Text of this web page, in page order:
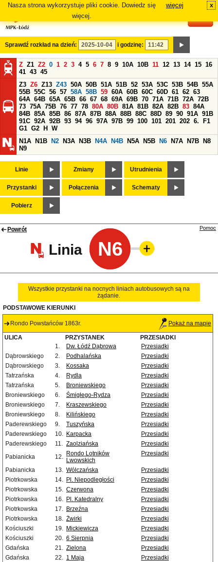
Nasza strona wykorzystuje pliki cookie. Dowiedz się
więcej.
więcej x
Sprawdź rozkład na dzień: i godzinę:
Z Z1 Z2 0 1 2 3 4 5 6 7 8 9 10A 10B 11 12 13 14 15 16
41 43 45
Z3 Z6 Z13 Z43 50A 50B 51A 51B 52 53A 53C 53B 54B 55A
55B 55C 56 57 58A 58B 59 60A 60B 60C 60D 61 62 63
64A 64B 65A 65B 66 67 68 69A 69B 70 71A 71B 72A 72B
73 75A 75B 76 77 78 80A 80B 81A 81B 82A 82B 83 84A
84B 85A 85B 86 87A 87B 88A 88B 88C 88D 89 90 91A 91B
91C 92A 92B 93 94 96 97A 97B 99 100 101 201 202 6.
F1
G1 G2 H
W
N1A
N1B N2 N3A N3B N4A N4B N5A N5B N6 N7A N7B
N8
N9
Linie Zmiany Utrudnienia
Przystanki Połączenia Schematy
Pobierz
Powrót
Linia N6
Pomoc
Wszystkie przystanki na nocnych liniach autobusowych są na
żądanie.
PODSTAWOWE KIERUNKI
Rondo Powstańców 1863r. Pokaż na mapie
ULICA PRZYSTANEK
PRZESIADKI
1.
Dw. Łódź Dąbrowa
Przesiadki
Dąbrowskiego
2. Podhalańska
Przesiadki
Dąbrowskiego
3. Kossaka
Przesiadki
Tatrzańska
4. Rydla
Przesiadki
Tatrzańska
5. Broniewskiego
Przesiadki
Broniewskiego
6. Śmigłego-Rydza
Przesiadki
Broniewskiego
7. Kraszewskiego
Przesiadki
Broniewskiego
8. Kilińskiego
Przesiadki
Paderewskiego
9. Tuszyńska
Przesiadki
Paderewskiego
10. Karpacka
Przesiadki
Paderewskiego
11. Zaolziańska
Przesiadki
Pabianicka
12. Rondo Lotników
Lwowskich
Przesiadki
Pabianicka 13. Wólczańska
Przesiadki
Piotrkowska
14. Pl. Niepodległości
Przesiadki
Piotrkowska
15. Czerwona
Przesiadki
Piotrkowska
16. Pl. Katedralny
Przesiadki
Piotrkowska
17. Brzeźna
Przesiadki
Piotrkowska
18. Żwirki
Przesiadki
Kościuszki
19. Mickiewicza
Przesiadki
Kościuszki
20. 6 Sierpnia
Przesiadki
Gdańska
21. Zielona
Przesiadki
Gdańska
22. 1 Maja
Przesiadki